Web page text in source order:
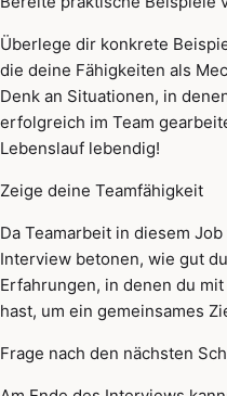
Überlege dir konkrete
die deine Fähigkeiten als
Denk an Situationen, in
erfolgreich im Team
Lebenslauf lebendig!
Zeige deine Teamfähigkeit
Da Teamarbeit in diesem
Interview betonen, wie gut
Erfahrungen, in denen du
hast, um ein gemeinsames
Frage nach den nächsten